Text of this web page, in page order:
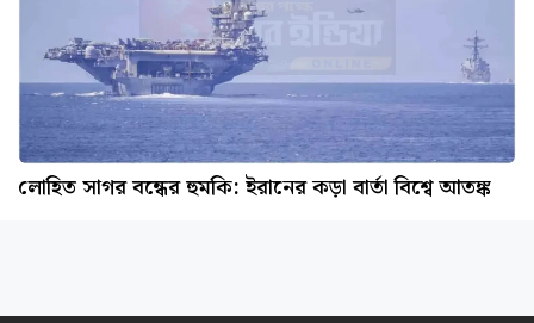
লোহিত সাগর বন্ধের হুমকি: ইরানের কড়া বার্তা বিশ্বে আতঙ্ক